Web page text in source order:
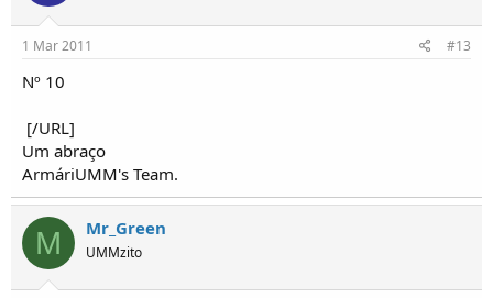
1 Mar 2011 #13
Nº 10
[/URL]
Um abraço
ArmáriUMM's Team.
M Mr_Green
UMMzito